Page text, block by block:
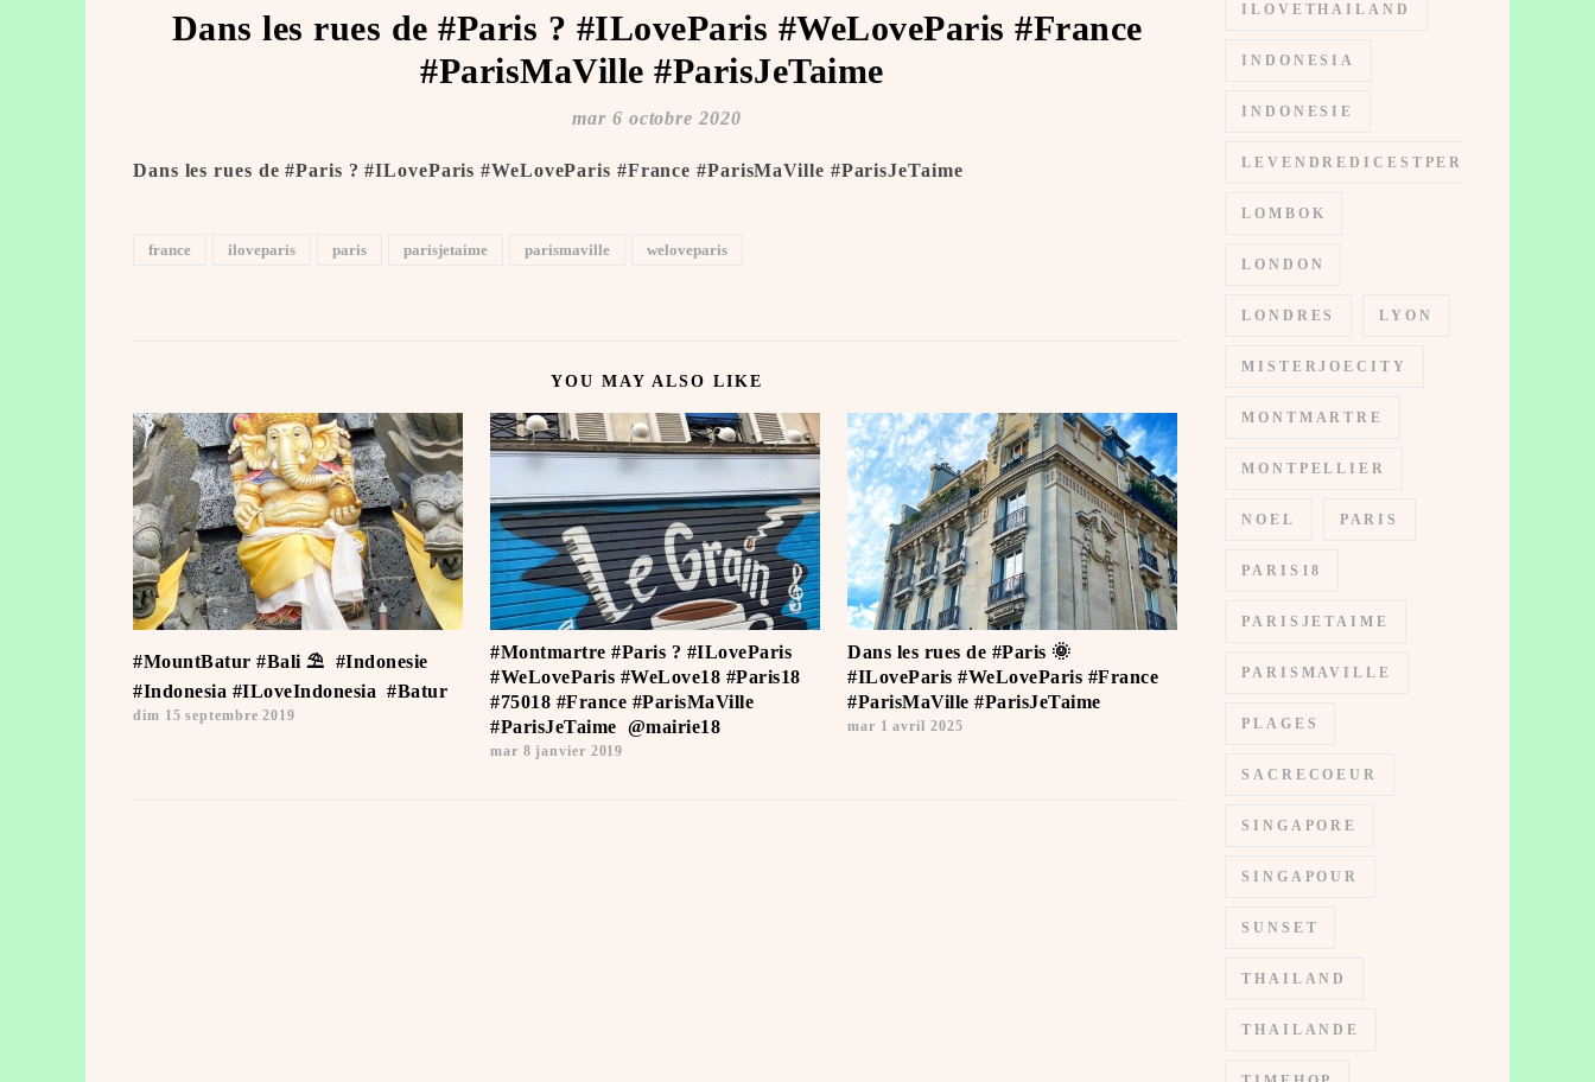
Dans les rues de #Paris ? #ILoveParis #WeLoveParis #France
#ParisMaVille #ParisJeTaime ️
mar 6 octobre 2020
Dans les rues de #Paris ? #ILoveParis #WeLoveParis #France #ParisMaVille #ParisJeTaime ️
france iloveparis paris parisjetaime parismaville weloveparis
YOU MAY ALSO LIKE
#MountBatur #Bali ⛱ ️ #Indonesie
#Indonesia #ILoveIndonesia ️ #Batur
dim 15 septembre 2019
#Montmartre #Paris ? #ILoveParis
#WeLoveParis #WeLove18 #Paris18
#75018 #France #ParisMaVille
#ParisJeTaime ️ @mairie18
mar 8 janvier 2019
Dans les rues de #Paris 🌞
#ILoveParis #WeLoveParis #France
#ParisMaVille #ParisJeTaime ️
mar 1 avril 2025
ILOVETHAILAND
INDONESIA
INDONESIE
LEVENDREDICESTPERMIS
LOMBOK
LONDON
LONDRES LYON
MISTERJOECITY
MONTMARTRE
MONTPELLIER
NOEL PARIS
PARIS18
PARISJETAIME
PARISMAVILLE
PLAGES
SACRECOEUR
SINGAPORE
SINGAPOUR
SUNSET
THAILAND
THAILANDE